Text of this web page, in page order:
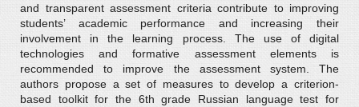
and transparent assessment criteria contribute to improving
students’ academic performance and increasing their
involvement in the learning process. The use of digital
technologies and formative assessment elements is
recommended to improve the assessment system. The
authors propose a set of measures to develop a criterion-
based toolkit for the 6th grade Russian language test for